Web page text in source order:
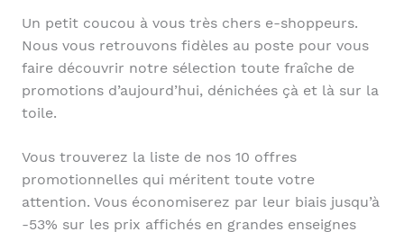
Un petit coucou à vous très chers e-shoppeurs.
Nous vous retrouvons fidèles au poste pour vous
faire découvrir notre sélection toute fraîche de
promotions d’aujourd’hui, dénichées çà et là sur la
toile.
Vous trouverez la liste de nos 10 offres
promotionnelles qui méritent toute votre
attention. Vous économiserez par leur biais jusqu’à
-53% sur les prix affichés en grandes enseignes